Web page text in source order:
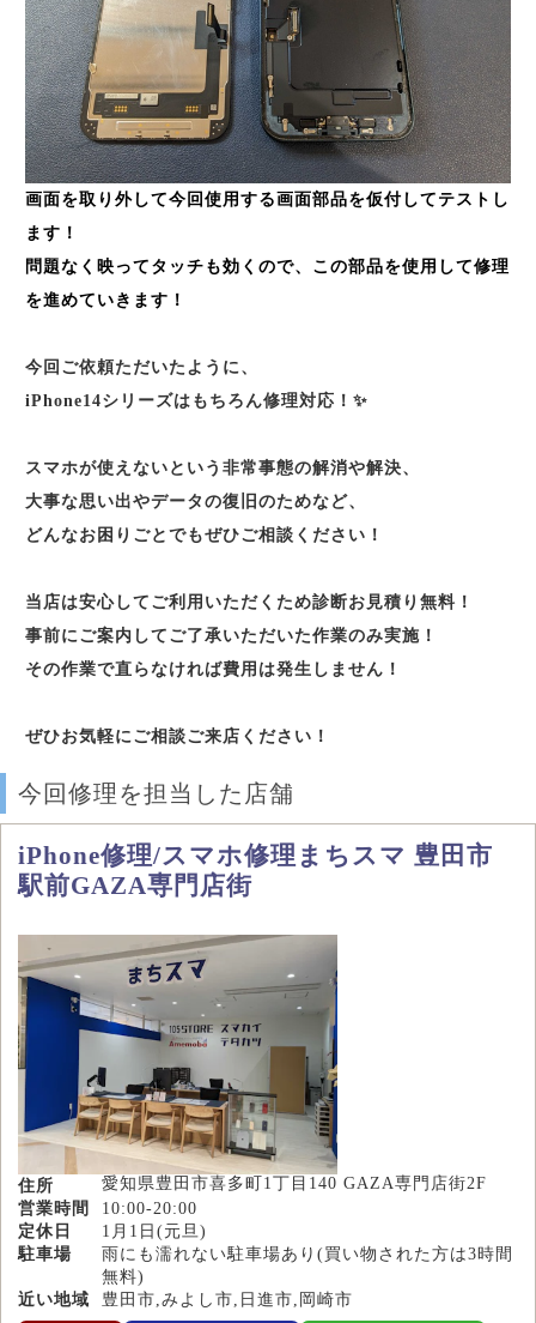
画面を取り外して今回使用する画面部品を仮付してテストし
ます！
問題なく映ってタッチも効くので、この部品を使用して修理
を進めていきます！
今回ご依頼ただいたように、
iPhone14シリーズはもちろん修理対応！✨
スマホが使えないという非常事態の解消や解決、
大事な思い出やデータの復旧のためなど、
どんなお困りごとでもぜひご相談ください！
当店は安心してご利用いただくため診断お見積り無料！
事前にご案内してご了承いただいた作業のみ実施！
その作業で直らなければ費用は発生しません！
ぜひお気軽にご相談ご来店ください！
今回修理を担当した店舗
iPhone修理/スマホ修理まちスマ 豊田市
駅前GAZA専門店街
住所
愛知県豊田市喜多町1丁目140 GAZA専門店街2F
営業時間
10:00-20:00
定休日
1月1日(元旦)
駐車場
雨にも濡れない駐車場あり(買い物された方は3時間
無料)
近い地域
豊田市,みよし市,日進市,岡崎市